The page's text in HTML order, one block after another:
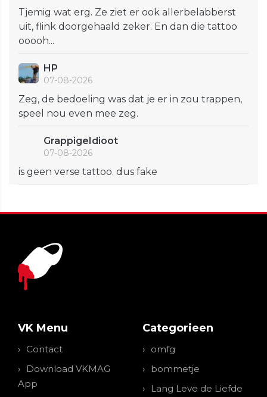
Tjemig wat erg. Ze ziet er ook allerbelabberst
uit, flink doorgehaald zeker. En dan die tattoo
ooooh...
HP
07-08-2026
Zeg, de bedoeling was dat je er in zou trappen,
speel nou even mee zeg.
GrappigeIdioot
07-08-2026
is geen verse tattoo. dus fake
VK Menu
Contact
Download VKMAG
App
Categorieen
omfg
bommetje
Lang Leve de Liefde